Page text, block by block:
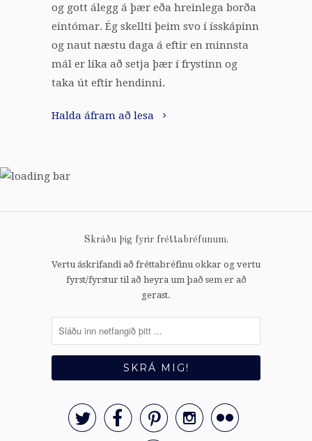
og gott álegg á þær eða hreinlega borða
eintómar. Ég skellti þeim svo í ísskápinn
og naut næstu daga á eftir en minnsta
mál er líka að setja þær í frystinn og
taka út eftir hendinni.
Halda áfram að lesa
Skráðu þig fyrir fréttabréfunum.
Vertu áskrifandi að fréttabréfinu okkar og vertu
fyrst/fyrstur til að heyra um það sem er að
gerast.
    